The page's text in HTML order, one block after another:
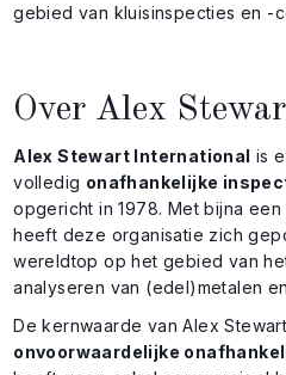
gebied van kluisinspecties en -
Over Alex
Alex Stewart International is
volledig onafhankelijke
opgericht in 1978. Met bijna
heeft deze organisatie zich
wereldtop op het gebied van
analyseren van (edel)metalen
De kernwaarde van Alex
onvoorwaardelijke